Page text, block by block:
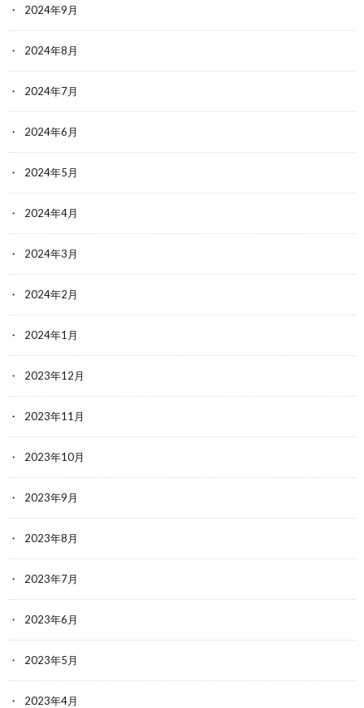
2024年9月
2024年8月
2024年7月
2024年6月
2024年5月
2024年4月
2024年3月
2024年2月
2024年1月
2023年12月
2023年11月
2023年10月
2023年9月
2023年8月
2023年7月
2023年6月
2023年5月
2023年4月